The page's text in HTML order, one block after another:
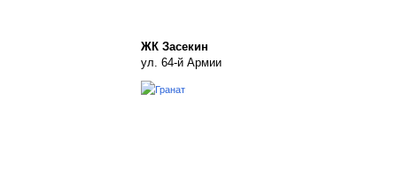
ЖК Засекин
ул. 64-й Армии